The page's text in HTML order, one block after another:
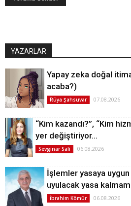
YAZARLAR
Yapay zeka doğal
acaba?)
Rüya Şahsuvar 07.08.2026
“Kim kazandı?”, “Kim
yer değiştiriyor…
Sevginar Sali 06.08.2026
İşlemler yasaya
uyulacak yasa
İbrahim Kömür 06.08.2026